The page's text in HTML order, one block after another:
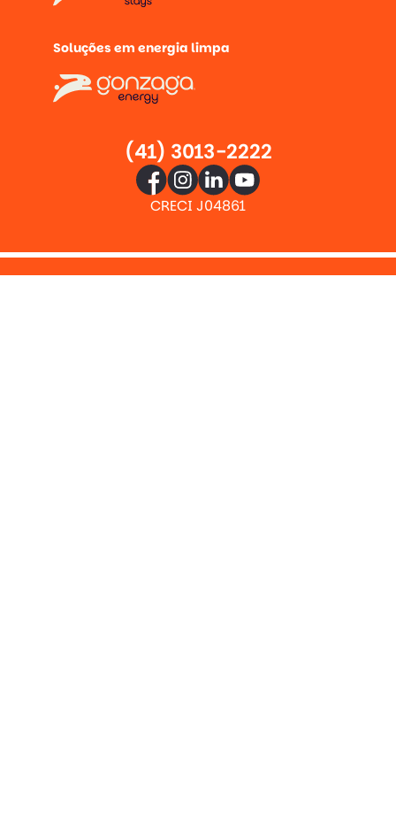
Soluções em energia limpa
(41) 3013-2222
CRECI J04861